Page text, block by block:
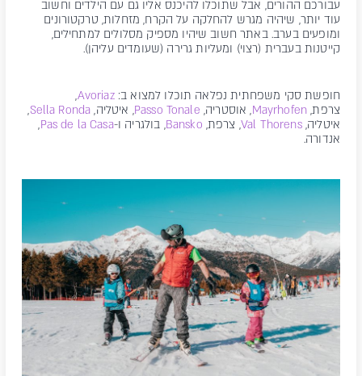
עבורכם ההורים, אבל שתוכלו להיכנס אליו גם עם הילדים וחשוב
עוד יותר, שיהיה מגרש להחלקה על הקרח, מזחלות, טרקטורונים
ומופעים בערב. באתר חשוב שיהיו מספיק מסלולים למתחילים,
קייטנות בעברית (רצוי) ומעליות גרירה (שעומדים עליהן).
חופשת סקי משפחתית נפלאה תוכלו למצוא ב:Avoriaz
,
צרפת, Mayrhofen, אוסטריה, Passo Tonale, איטליה, Sella Ronda
,
איטליה,Val Thorens, צרפת, Bansko, בולגריה ו-Pas de la Casa
,
אנדורה.